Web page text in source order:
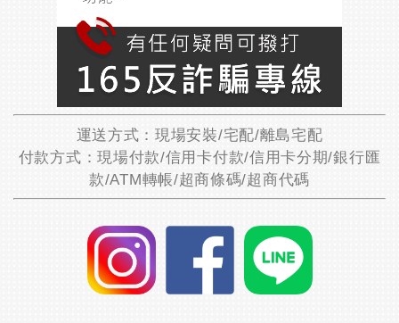
運送方式：現場安裝/宅配/離島宅配
付款方式：現場付款/信用卡付款/信用卡分期/銀行匯
款/ATM轉帳/超商條碼/超商代碼